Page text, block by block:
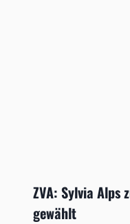
ZVA: Sylvia Alps
gewählt